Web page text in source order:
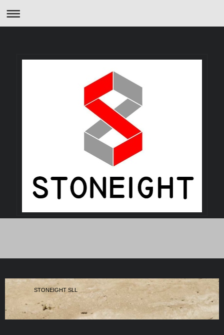
STONEIGHT SLL